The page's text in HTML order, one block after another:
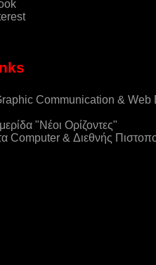
Communication & Web
"Νέοι Ορίζοντες"
Computer & Διεθνής